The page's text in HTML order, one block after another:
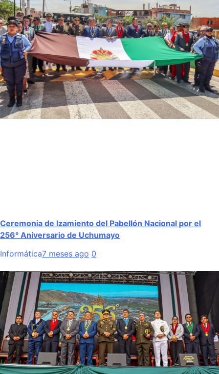
Ceremonia de Izamiento del Pabellón Nacional por el
256° Aniversario de Uchumayo
Informática7 meses ago 0